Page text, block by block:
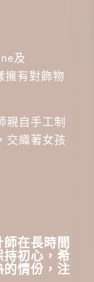
及
擁有對飾物
親自手工制
交織著女孩
在長時間
初心，希
情份，注